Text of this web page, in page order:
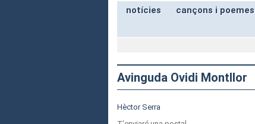
notícies cançons i poemes
Avinguda Ovidi Montllor
Hèctor Serra